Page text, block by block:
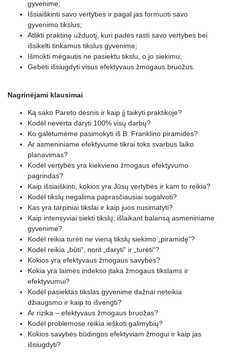
22. Pradėjimas (idėja) (pasiruošimas)
23. Gimimas 0:02:10
24. Augimas (investavimo)
25. Branda (investicijų grąža) 0:01:10
gyvenime;
Išsiaiškinti savo vertybes ir pagal jas formuoti savo
gyvenimo tikslus;
Atlikti praktinę užduotį, kuri padės rasti savo vertybes bei
išsikelti tinkamus tikslus gyvenime;
Išmokti mėgautis ne pasiektu tikslu, o jo siekimu;
Gebėti išsiugdyti visus efektyvaus žmogaus bruožus.
Nagrinėjami klausimai
Ką sako Pareto dėsnis ir kaip jį taikyti praktikoje?
Kodėl neverta daryti 100% visų darbų?
Ko galėtumėme pasimokyti iš B. Franklino piramidės?
Ar asmeniniame efektyvume tikrai toks svarbus laiko
planavimas?
Kodėl vertybės yra kiekvieno žmogaus efektyvumo
pagrindas?
Kaip išsiaiškinti, kokios yra Jūsų vertybės ir kam to reikia?
Kodėl tikslų negalima paprasčiausiai sugalvoti?
Kas yra tarpiniai tikslai ir kaip juos nusimatyti?
Kaip intensyviai siekti tikslų, išlaikant balansą asmeniniame
gyvenime?
Kodėl reikia turėti ne vieną tikslų siekimo „piramidę“?
Kodėl reikia „būti“, norit „daryti“ ir „turėti“?
Kokios yra efektyvaus žmogaus savybės?
Kokia yra laimės indekso įtaka žmogaus tikslams ir
efektyvumui?
Kodėl pasiektas tikslas gyvenime dažnai neteikia
džiaugsmo ir kaip to išvengti?
Ar rizika – efektyvaus žmogaus bruožas?
Kodėl problemose reikia ieškoti galimybių?
Kokios savybės būdingos efektyviam žmogui ir kaip jas
išsiugdyti?